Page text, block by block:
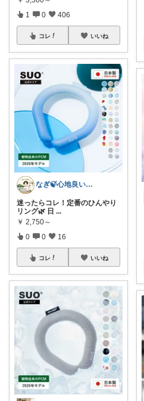
1 0 406
コレ いいね
なぎ🍃心地良い暮らしにしようや～
迷ったらコレ！定番のひんやり
リング🌿 日 ...
￥ 2,750～
0 0 16
コレ いいね